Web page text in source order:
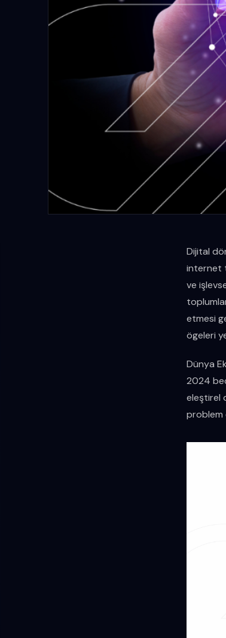
Dijital
internet
ve
etmesi
ögeleri
Dünya
2024
eleştirel
problem